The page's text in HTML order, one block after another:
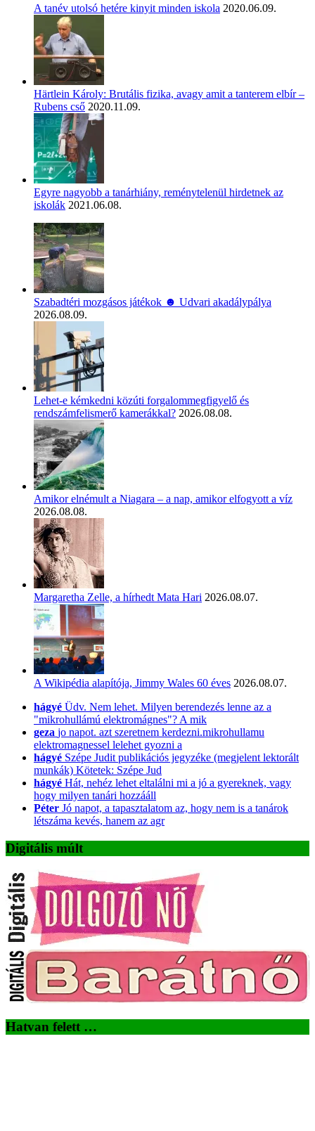
A tanév utolsó hetére kinyit minden iskola 2020.06.09.
Härtlein Károly: Brutális fizika, avagy amit a tanterem elbír –
Rubens cső 2020.11.09.
Egyre nagyobb a tanárhiány, reménytelenül hirdetnek az
iskolák 2021.06.08.
Szabadtéri mozgásos játékok ☻ Udvari akadálypálya
2026.08.09.
Lehet-e kémkedni közúti forgalommegfigyelő és
rendszámfelismerő kamerákkal? 2026.08.08.
Amikor elnémult a Niagara – a nap, amikor elfogyott a víz
2026.08.08.
Margaretha Zelle, a hírhedt Mata Hari 2026.08.07.
A Wikipédia alapítója, Jimmy Wales 60 éves 2026.08.07.
hágyé Üdv. Nem lehet. Milyen berendezés lenne az a
"mikrohullámú elektromágnes"? A mik
geza jo napot. azt szeretnem kerdezni.mikrohullamu
elektromagnessel lelehet gyozni a
hágyé Szépe Judit publikációs jegyzéke (megjelent lektorált
munkák) Kötetek: Szépe Jud
hágyé Hát, nehéz lehet eltalálni mi a jó a gyereknek, vagy
hogy milyen tanári hozzááll
Péter Jó napot, a tapasztalatom az, hogy nem is a tanárok
létszáma kevés, hanem az agr
Digitális múlt
Hatvan felett …